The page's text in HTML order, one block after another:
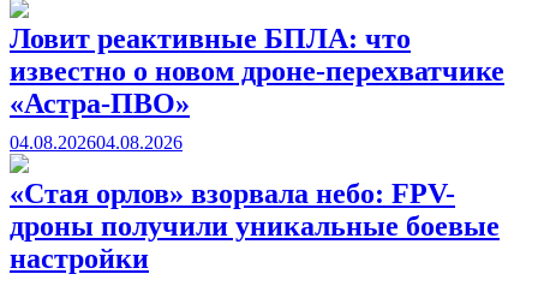
Ловит реактивные БПЛА: что
известно о новом дроне-перехватчике
«Астра-ПВО»
04.08.202604.08.2026
«Стая орлов» взорвала небо: FPV-
дроны получили уникальные боевые
настройки